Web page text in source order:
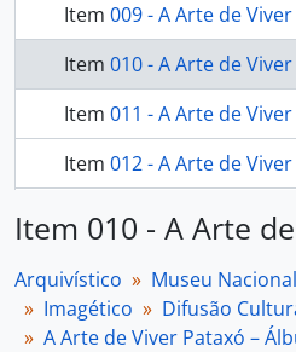
Item 009 - A Arte de
Item 010 - A Arte de
Item 011 - A Arte de
Item 012 - A Arte de
Item 013 - A Arte de Viver
mais 2...
Item 010 - A Arte
Arquivístico
Museu
Imagético
Difusão
A Arte de Viver Pataxó –